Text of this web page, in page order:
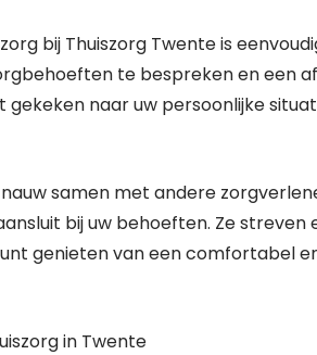
bij Thuiszorg Twente is
te bespreken en een
gekeken naar uw persoonlijke
samen met andere
bij uw behoeften. Ze
genieten van een comfortabel
in Twente